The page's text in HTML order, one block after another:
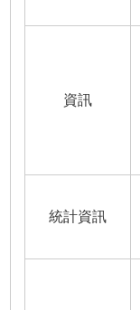
資訊
統計資訊